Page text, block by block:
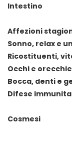
Intestino
Affezioni
Sonno, relax e
Ricostituenti,
Occhi e orecchie
Bocca, denti e
Difese
Cosmesi